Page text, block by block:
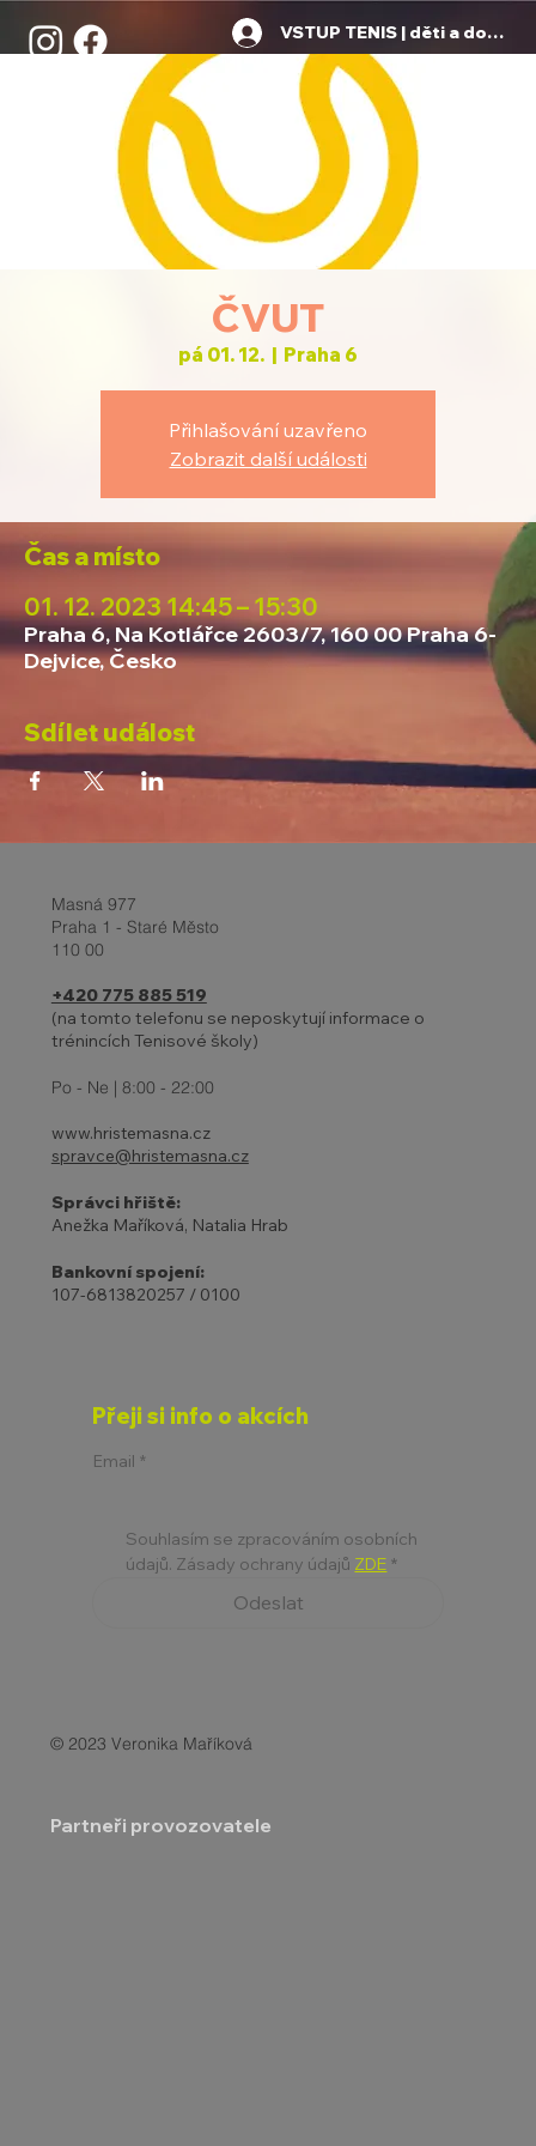
VSTUP TENIS | děti a dospělí
ČVUT
pá 01. 12.
  |
Praha 6
Přihlašování uzavřeno
Zobrazit další události
Čas a místo
01. 12. 2023 14:45 – 15:30
Praha 6, Na Kotlářce 2603/7, 160 00 Praha 6-
Dejvice, Česko
Sdílet událost
Masná 977
Praha 1 - Staré Město
110 00
+420 775 885 519
(na tomto telefonu se neposkytují informace o
trénincích Tenisové školy)
Po - Ne | 8:00 - 22:00
www.hristemasna.cz
spravce@hristemasna.cz
Správci hřiště:
Anežka Maříková, Natalia Hrab
Bankovní spojení:
107-6813820257 / 0100
Přeji si info o akcích
Email *
Souhlasím se zpracováním osobních
údajů. Zásady ochrany údajů ZDE *
Odeslat
© 2023 Veronika Maříková
Partneři provozovatele